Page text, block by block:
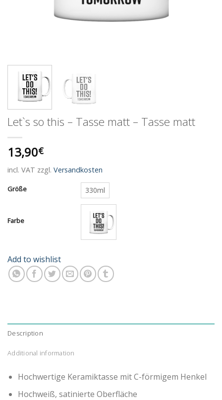
Let`s so this – Tasse matt – Tasse matt
13,90€
incl. VAT zzgl. Versandkosten
Größe 330ml
Farbe
Add to wishlist
Description
Additional information
Hochwertige Keramiktasse mit C-förmigem Henkel
Hochweiß, satinierte Oberfläche